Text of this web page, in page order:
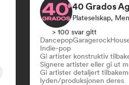
40 Grados
Plateselskap,
> 100 svar gitt
DancepopGaragerock
Indie-pop
Gi artister konstruktiv
Signere artister eller gi ut
Gi artister detaljert
lyden/produksjonen deres